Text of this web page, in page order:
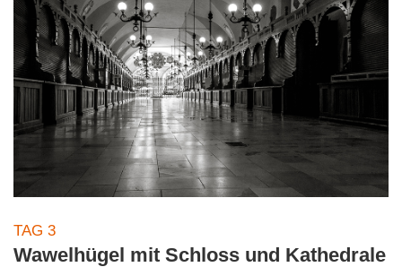
TAG 3
Wawelhügel mit Schloss und Kathedrale